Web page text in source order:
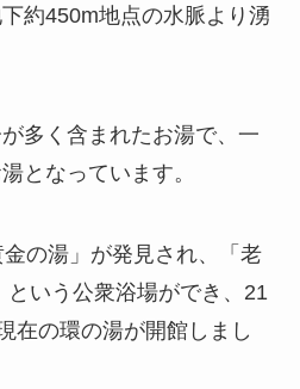
約450m地点の水脈より湧
多く含まれたお湯で、一
となっています。
の湯」が発見され、「老
という公衆浴場ができ、21
在の環の湯が開館しまし